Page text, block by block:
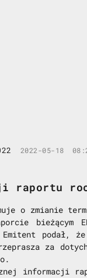
2022-05-18
raportu
o zmianie
bieżącym
podał,
za
informacji